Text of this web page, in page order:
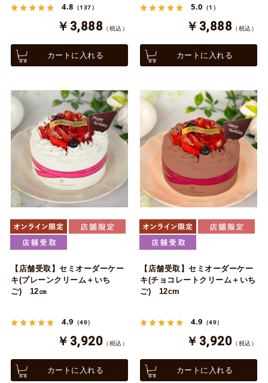
4.8 （137）
￥3,888 （税込）
カートに入れる
5.0 （1）
￥3,888 （税込）
カートに入れる
【店舗受取】セミオーダーケー
キ(プレーンクリーム＋いち
ご) 12㎝
4.9 （49）
￥3,920 （税込）
カートに入れる
【店舗受取】セミオーダーケー
キ(チョコレートクリーム＋いち
ご) 12cm
4.9 （49）
￥3,920 （税込）
カートに入れる